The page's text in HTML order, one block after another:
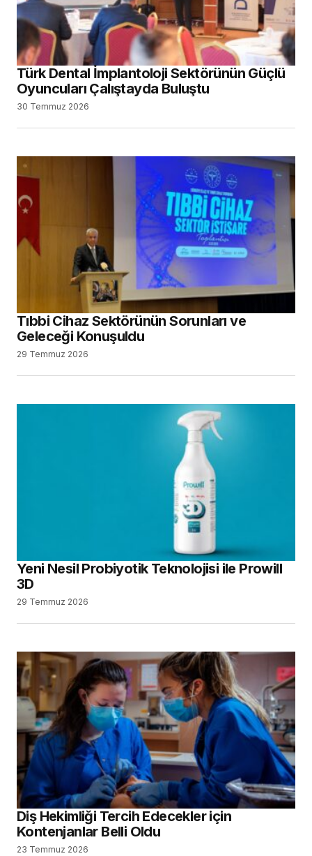
Türk Dental İmplantoloji Sektörünün Güçlü
Oyuncuları Çalıştayda Buluştu
30 Temmuz 2026
Tıbbi Cihaz Sektörünün Sorunları ve
Geleceği Konuşuldu
29 Temmuz 2026
Yeni Nesil Probiyotik Teknolojisi ile Prowill
3D
29 Temmuz 2026
Diş Hekimliği Tercih Edecekler için
Kontenjanlar Belli Oldu
23 Temmuz 2026